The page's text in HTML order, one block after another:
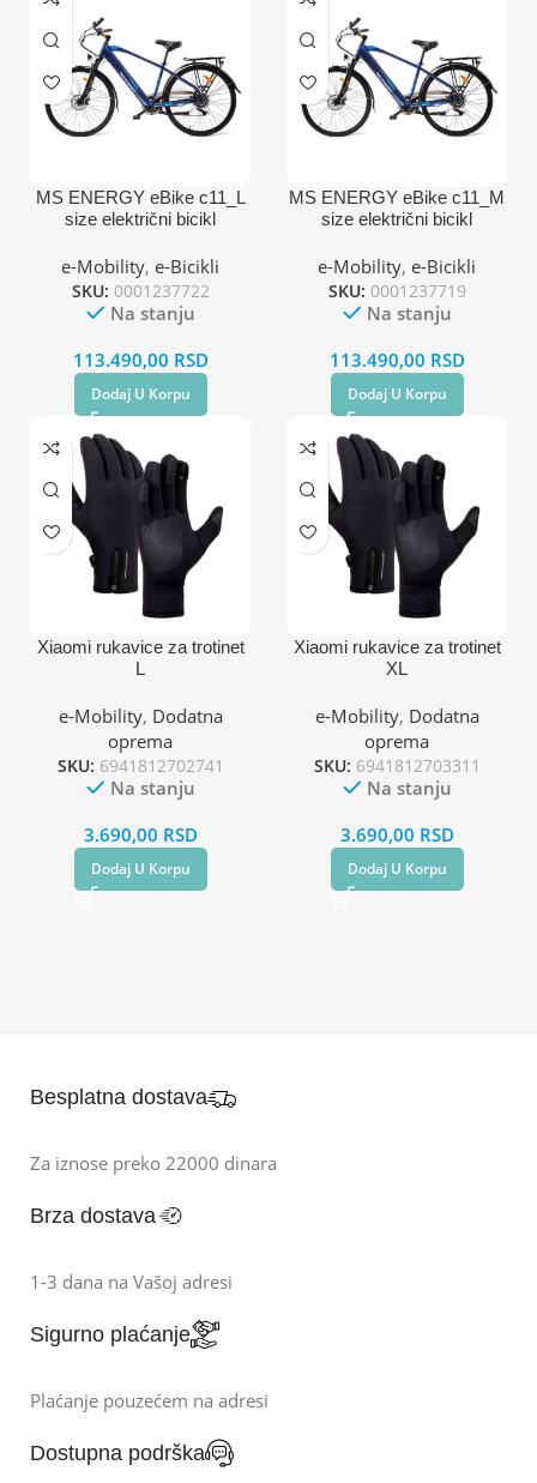
MS ENERGY eBike c11_L
size električni bicikl
e-Mobility, e-Bicikli
SKU: 0001237722
Na stanju
113.490,00 RSD
Dodaj U Korpu
MS ENERGY eBike c11_M
size električni bicikl
e-Mobility, e-Bicikli
SKU: 0001237719
Na stanju
113.490,00 RSD
Dodaj U Korpu
Xiaomi rukavice za trotinet
L
e-Mobility, Dodatna
oprema
SKU: 6941812702741
Na stanju
3.690,00 RSD
Dodaj U Korpu
Xiaomi rukavice za trotinet
XL
e-Mobility, Dodatna
oprema
SKU: 6941812703311
Na stanju
3.690,00 RSD
Dodaj U Korpu
Besplatna dostava
Za iznose preko 22000 dinara
Brza dostava
1-3 dana na Vašoj adresi
Sigurno plaćanje
Plaćanje pouzećem na adresi
Dostupna podrška